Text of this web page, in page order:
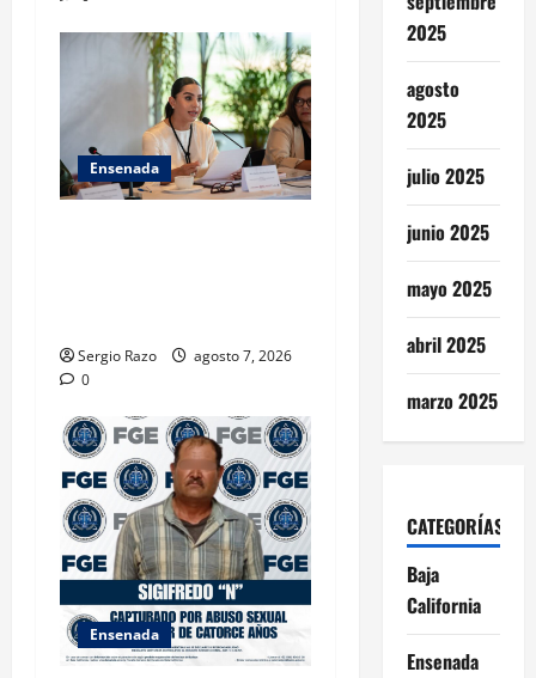
Ensenada
Sergio Razo
agosto 7, 2026
0
Ensenada
2025
agosto
2025
julio 2025
junio 2025
mayo 2025
abril 2025
marzo 2025
CATEGORÍAS
Baja
California
Ensenada